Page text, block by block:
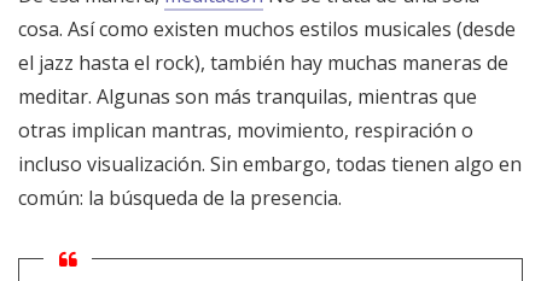
cosa. Así como existen muchos estilos musicales (desde
el jazz hasta el rock), también hay muchas maneras de
meditar. Algunas son más tranquilas, mientras que
otras implican mantras, movimiento, respiración o
incluso visualización. Sin embargo, todas tienen algo en
común: la búsqueda de la presencia.